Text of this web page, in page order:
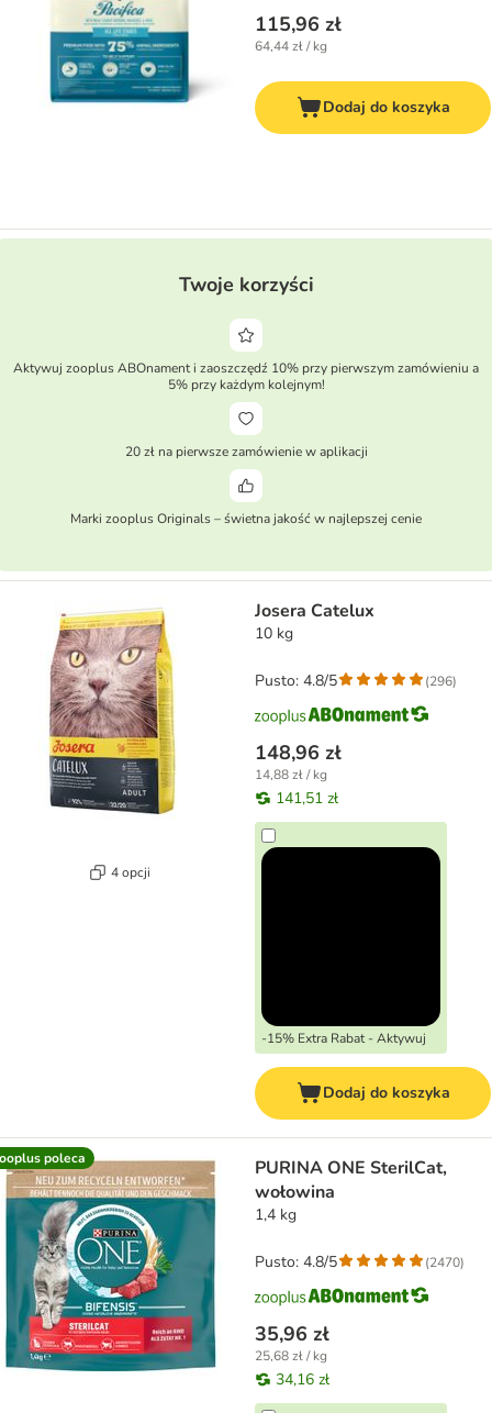
115,96 zł
64,44 zł / kg
Dodaj do koszyka
Twoje korzyści
Aktywuj zooplus ABOnament i zaoszczędź 10% przy pierwszym zamówieniu a
5% przy każdym kolejnym!
20 zł na pierwsze zamówienie w aplikacji
Marki zooplus Originals – świetna jakość w najlepszej cenie
4 opcji
Josera Catelux
10 kg
148,96 zł
14,88 zł / kg
141,51 zł
-15% Extra Rabat - Aktywuj
Pusto: 4.8/5 (296)
Dodaj do koszyka
poleca
PURINA ONE SterilCat,
wołowina
1,4 kg
35,96 zł
25,68 zł / kg
34,16 zł
Pusto: 4.8/5 (2470)